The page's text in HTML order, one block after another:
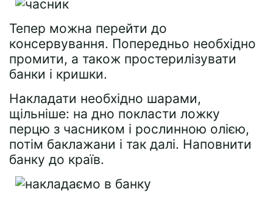
Тепер можна перейти до
консервування. Попередньо необхідно
промити, а також простерилізувати
банки і кришки.
Накладати необхідно шарами,
щільніше: на дно покласти ложку
перцю з часником і рослинною олією,
потім баклажани і так далі. Наповнити
банку до країв.